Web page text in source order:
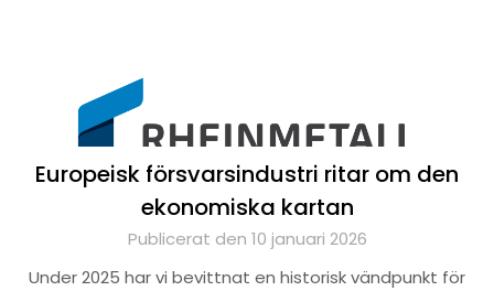
Europeisk försvarsindustri ritar om den
ekonomiska kartan
Publicerat den 10 januari 2026
Under 2025 har vi bevittnat en historisk vändpunkt för